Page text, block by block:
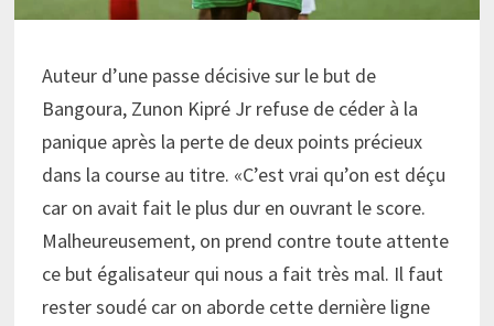
Auteur d’une passe décisive sur le but de
Bangoura, Zunon Kipré Jr refuse de céder à la
panique après la perte de deux points précieux
dans la course au titre. «C’est vrai qu’on est déçu
car on avait fait le plus dur en ouvrant le score.
Malheureusement, on prend contre toute attente
ce but égalisateur qui nous a fait très mal. Il faut
rester soudé car on aborde cette dernière ligne